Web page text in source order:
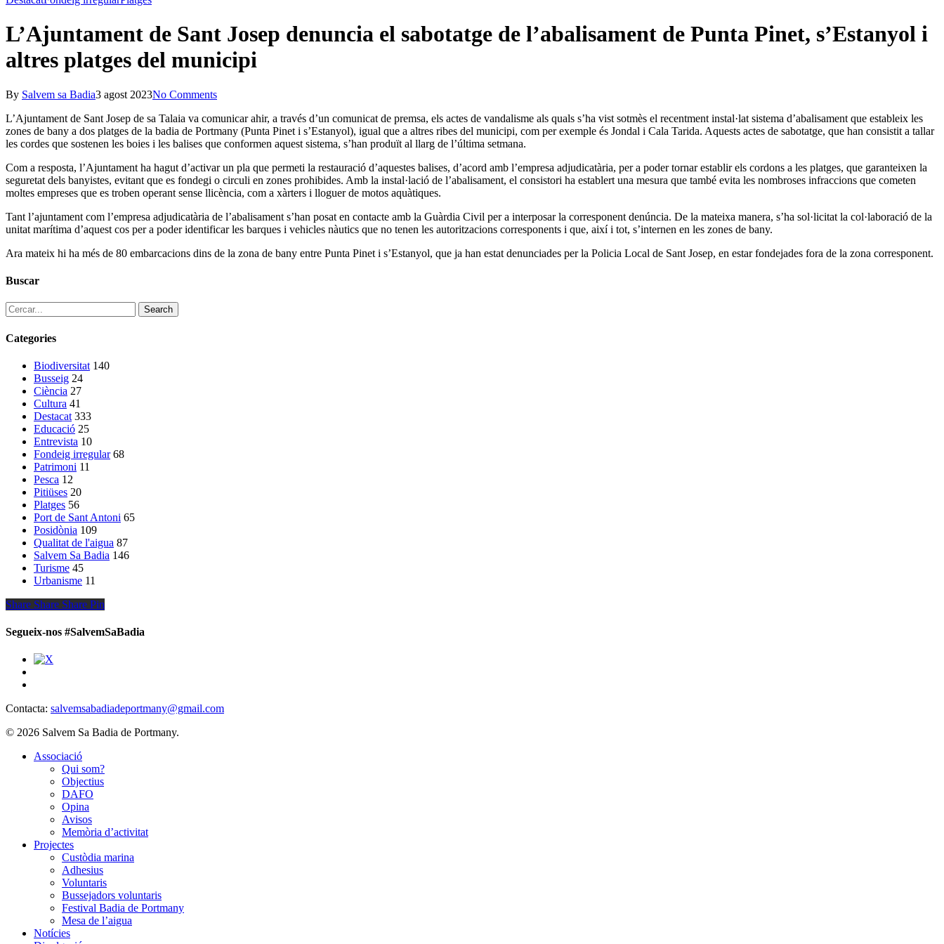
L’Ajuntament de Sant Josep denuncia el sabotatge de l’abalisament de Punta Pinet, s’Estanyol i
altres platges del municipi
By Salvem sa Badia3 agost 2023No Comments
L’Ajuntament de Sant Josep de sa Talaia va comunicar ahir, a través d’un comunicat de premsa, els actes de vandalisme als quals s’ha vist sotmès el recentment instal·lat sistema d’abalisament que estableix les
zones de bany a dos platges de la badia de Portmany (Punta Pinet i s’Estanyol), igual que a altres ribes del municipi, com per exemple és Jondal i Cala Tarida. Aquests actes de sabotatge, que han consistit a tallar
les cordes que sostenen les boies i les balises que conformen aquest sistema, s’han produït al llarg de l’última setmana.
Com a resposta, l’Ajuntament ha hagut d’activar un pla que permeti la restauració d’aquestes balises, d’acord amb l’empresa adjudicatària, per a poder tornar establir els cordons a les platges, que garanteixen la
seguretat dels banyistes, evitant que es fondegi o circuli en zones prohibides. Amb la instal·lació de l’abalisament, el consistori ha establert una mesura que també evita les nombroses infraccions que cometen
moltes empreses que es troben operant sense llicència, com a xàrters i lloguer de motos aquàtiques.
Tant l’ajuntament com l’empresa adjudicatària de l’abalisament s’han posat en contacte amb la Guàrdia Civil per a interposar la corresponent denúncia. De la mateixa manera, s’ha sol·licitat la col·laboració de la
unitat marítima d’aquest cos per a poder identificar les barques i vehicles nàutics que no tenen les autoritzacions corresponents i que, així i tot, s’internen en les zones de bany.
Ara mateix hi ha més de 80 embarcacions dins de la zona de bany entre Punta Pinet i s’Estanyol, que ja han estat denunciades per la Policia Local de Sant Josep, en estar fondejades fora de la zona corresponent.
Buscar
Search
Categories
Biodiversitat 140
Busseig 24
Ciència 27
Cultura 41
Destacat 333
Educació 25
Entrevista 10
Fondeig irregular 68
Patrimoni 11
Pesca 12
Pitiüses 20
Platges 56
Port de Sant Antoni 65
Posidònia 109
Qualitat de l'aigua 87
Salvem Sa Badia 146
Turisme 45
Urbanisme 11
Share
Share Share Share Pin
Segueix-nos #SalvemSaBadia
Contacta: salvemsabadiadeportmany@gmail.com
© 2026 Salvem Sa Badia de Portmany.
Close
Associació
Qui som?
Objectius
DAFO
Opina
Avisos
Memòria d’activitat
Projectes
Custòdia marina
Adhesius
Voluntaris
Bussejadors voluntaris
Festival Badia de Portmany
Mesa de l’aigua
Notícies